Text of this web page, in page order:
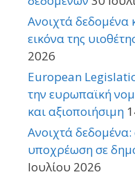
Ανοιχτά δεδομένα
εικόνα της
2026
European
την ευρωπαϊκή
και αξιοποιήσιμη
Ανοιχτά δεδομένα:
υποχρέωση σε
Ιουλίου 2026